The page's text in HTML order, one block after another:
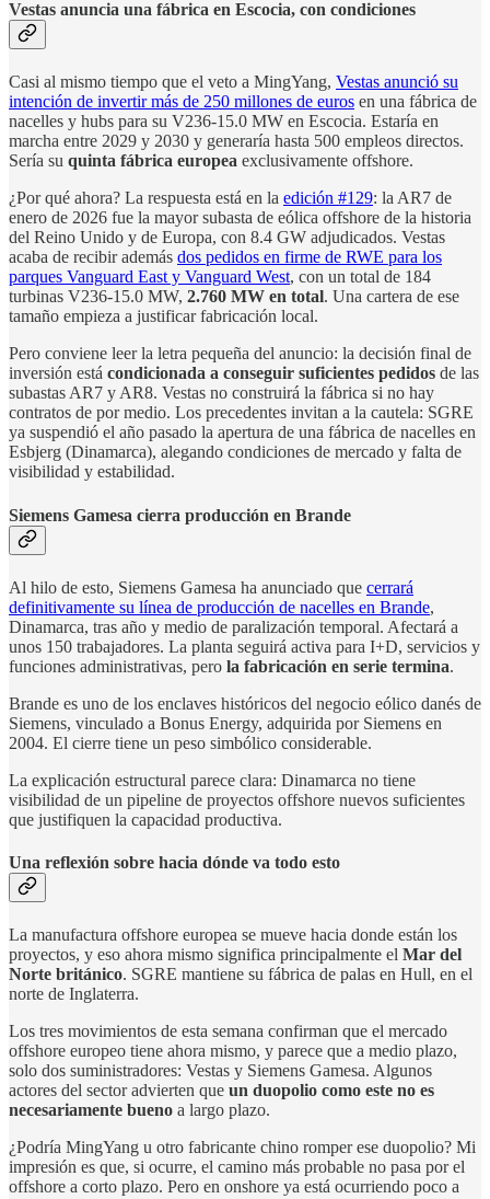
Vestas anuncia una fábrica en Escocia, con condiciones
Casi al mismo tiempo que el veto a MingYang, Vestas anunció su
intención de invertir más de 250 millones de euros en una fábrica de
nacelles y hubs para su V236-15.0 MW en Escocia. Estaría en
marcha entre 2029 y 2030 y generaría hasta 500 empleos directos.
Sería su quinta fábrica europea exclusivamente offshore.
¿Por qué ahora? La respuesta está en la edición #129: la AR7 de
enero de 2026 fue la mayor subasta de eólica offshore de la historia
del Reino Unido y de Europa, con 8.4 GW adjudicados. Vestas
acaba de recibir además dos pedidos en firme de RWE para los
parques Vanguard East y Vanguard West, con un total de 184
turbinas V236-15.0 MW, 2.760 MW en total. Una cartera de ese
tamaño empieza a justificar fabricación local.
Pero conviene leer la letra pequeña del anuncio: la decisión final de
inversión está condicionada a conseguir suficientes pedidos de las
subastas AR7 y AR8. Vestas no construirá la fábrica si no hay
contratos de por medio. Los precedentes invitan a la cautela: SGRE
ya suspendió el año pasado la apertura de una fábrica de nacelles en
Esbjerg (Dinamarca), alegando condiciones de mercado y falta de
visibilidad y estabilidad.
Siemens Gamesa cierra producción en Brande
Al hilo de esto, Siemens Gamesa ha anunciado que cerrará
definitivamente su línea de producción de nacelles en Brande,
Dinamarca, tras año y medio de paralización temporal. Afectará a
unos 150 trabajadores. La planta seguirá activa para I+D, servicios y
funciones administrativas, pero la fabricación en serie termina.
Brande es uno de los enclaves históricos del negocio eólico danés de
Siemens, vinculado a Bonus Energy, adquirida por Siemens en
2004. El cierre tiene un peso simbólico considerable.
La explicación estructural parece clara: Dinamarca no tiene
visibilidad de un pipeline de proyectos offshore nuevos suficientes
que justifiquen la capacidad productiva.
Una reflexión sobre hacia dónde va todo esto
La manufactura offshore europea se mueve hacia donde están los
proyectos, y eso ahora mismo significa principalmente el Mar del
Norte británico. SGRE mantiene su fábrica de palas en Hull, en el
norte de Inglaterra.
Los tres movimientos de esta semana confirman que el mercado
offshore europeo tiene ahora mismo, y parece que a medio plazo,
solo dos suministradores: Vestas y Siemens Gamesa. Algunos
actores del sector advierten que un duopolio como este no es
necesariamente bueno a largo plazo.
¿Podría MingYang u otro fabricante chino romper ese duopolio? Mi
impresión es que, si ocurre, el camino más probable no pasa por el
offshore a corto plazo. Pero en onshore ya está ocurriendo poco a